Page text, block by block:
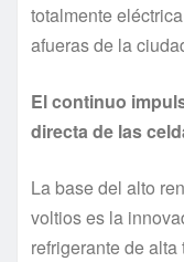
totalmente
afueras de la
El continuo
directa de las
La base del alto
voltios es la
refrigerante de